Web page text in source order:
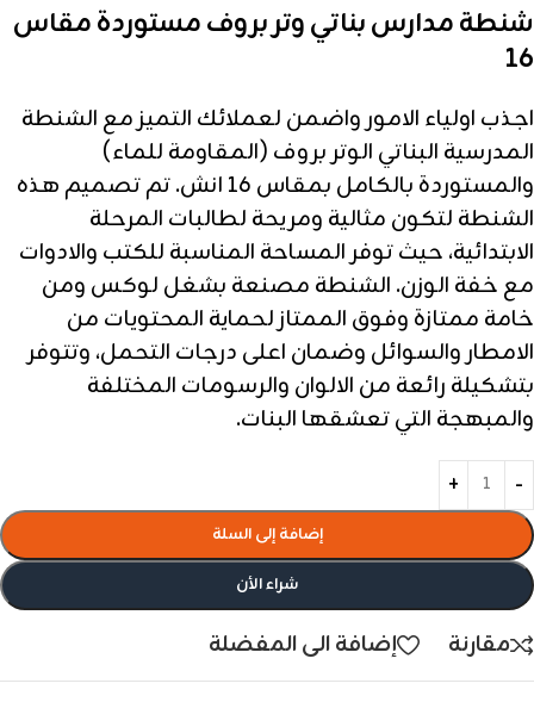
شنطة مدارس بناتي وتر بروف مستوردة مقاس
16
اجذب اولياء الامور واضمن لعملائك التميز مع الشنطة
المدرسية البناتي الوتر بروف (المقاومة للماء)
والمستوردة بالكامل بمقاس 16 انش. تم تصميم هذه
الشنطة لتكون مثالية ومريحة لطالبات المرحلة
الابتدائية، حيث توفر المساحة المناسبة للكتب والادوات
مع خفة الوزن. الشنطة مصنعة بشغل لوكس ومن
خامة ممتازة وفوق الممتاز لحماية المحتويات من
الامطار والسوائل وضمان اعلى درجات التحمل، وتتوفر
بتشكيلة رائعة من الالوان والرسومات المختلفة
والمبهجة التي تعشقها البنات.
إضافة إلى السلة
شراء الأن
مقارنة إضافة الى المفضلة